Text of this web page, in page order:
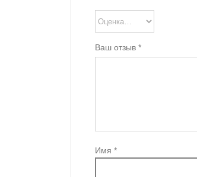
Ваш отзыв *
Имя *